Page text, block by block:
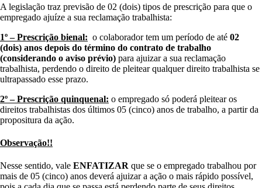
A legislação traz previsão de 02 (dois) tipos de prescrição para que o
empregado ajuíze a sua reclamação trabalhista:
1º – Prescrição bienal: o colaborador tem um período de até 02
(dois) anos depois do término do contrato de trabalho
(considerando o aviso prévio) para ajuizar a sua reclamação
trabalhista, perdendo o direito de pleitear qualquer direito trabalhista se
ultrapassado esse prazo.
2º – Prescrição quinquenal: o empregado só poderá pleitear os
direitos trabalhistas dos últimos 05 (cinco) anos de trabalho, a partir da
propositura da ação.
Observação!!
Nesse sentido, vale ENFATIZAR que se o empregado trabalhou por
mais de 05 (cinco) anos deverá ajuizar a ação o mais rápido possível,